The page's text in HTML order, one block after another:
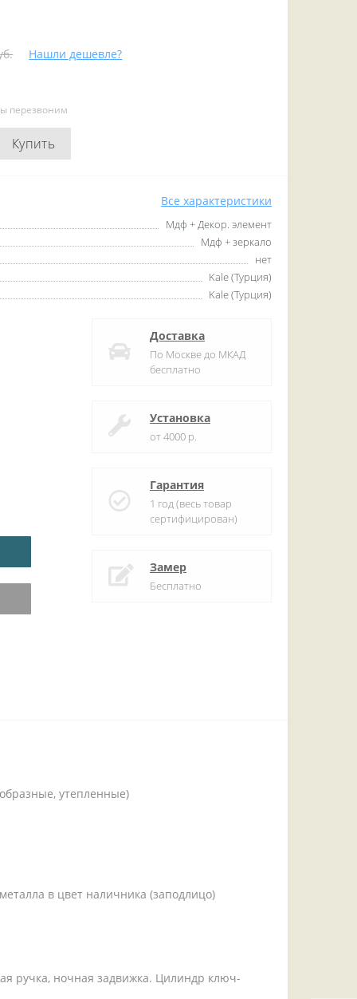
Нашли дешевле?
перезвоним
Купить
Все характеристики
Мдф + Декор. элемент
Мдф + зеркало
нет
Kale (Турция)
Kale (Турция)
Доставка
По Москве до МКАД
бесплатно
Установка
от 4000 р.
Гарантия
1 год (весь товар
сертифицирован)
Замер
Бесплатно
утепленные)
в цвет наличника (заподлицо)
ручка, ночная задвижка. Цилиндр ключ-